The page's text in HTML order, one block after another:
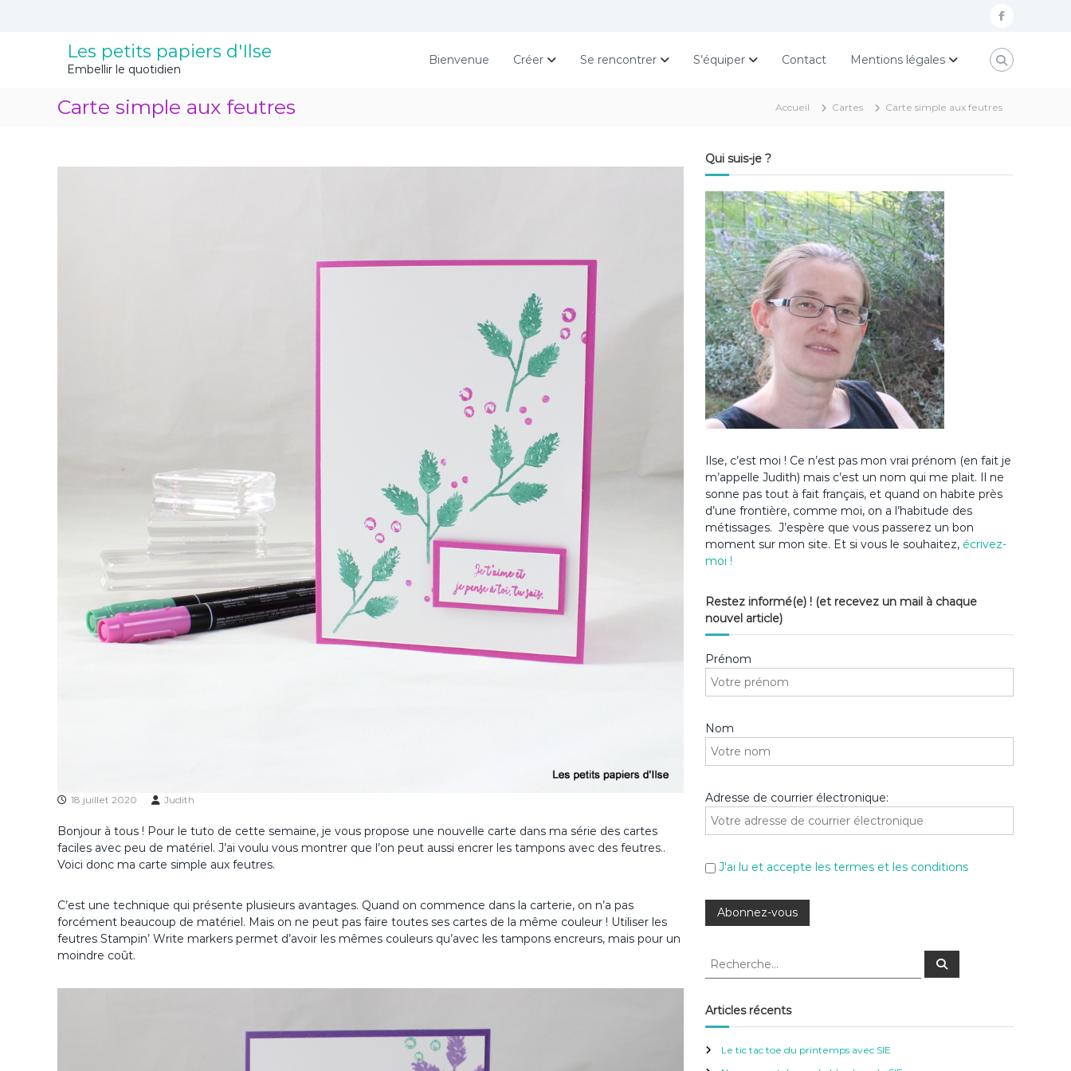
f
c
Les petits papiers d'Ilse
Embellir le quotidien
Bienvenue Créer Se rencontrer S’équiper Contact Mentions légales
Carte simple aux feutres Accueil Cartes Carte simple aux feutres
18 juillet 2020 Judith
Bonjour à tous ! Pour le tuto de cette semaine, je vous propose une nouvelle carte dans ma série des cartes
faciles avec peu de matériel. J’ai voulu vous montrer que l’on peut aussi encrer les tampons avec des feutres..
Voici donc ma carte simple aux feutres.
C’est une technique qui présente plusieurs avantages. Quand on commence dans la carterie, on n’a pas
forcément beaucoup de matériel. Mais on ne peut pas faire toutes ses cartes de la même couleur ! Utiliser les
feutres Stampin’ Write markers permet d’avoir les mêmes couleurs qu’avec les tampons encreurs, mais pour un
moindre coût.
Qui suis-je ?
Ilse, c’est moi ! Ce n’est pas mon vrai prénom (en fait je
m’appelle Judith) mais c’est un nom qui me plait. Il ne
sonne pas tout à fait français, et quand on habite près
d’une frontière, comme moi, on a l’habitude des
métissages. J’espère que vous passerez un bon
moment sur mon site. Et si vous le souhaitez, écrivez-
moi !
Restez informé(e) ! (et recevez un mail à chaque
nouvel article)
Prénom
Nom
Adresse de courrier électronique:
J'ai lu et accepte les termes et les conditions
R
h
e
c
R
c
Articles récents
Le tic tac toe du printemps avec SIE